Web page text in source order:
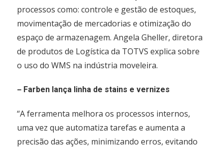
processos como: controle e gestão de estoques,
movimentação de mercadorias e otimização do
espaço de armazenagem. Angela Gheller, diretora
de produtos de Logística da TOTVS explica sobre
o uso do WMS na indústria moveleira.
– Farben lança linha de stains e vernizes
“A ferramenta melhora os processos internos,
uma vez que automatiza tarefas e aumenta a
precisão das ações, minimizando erros, evitando